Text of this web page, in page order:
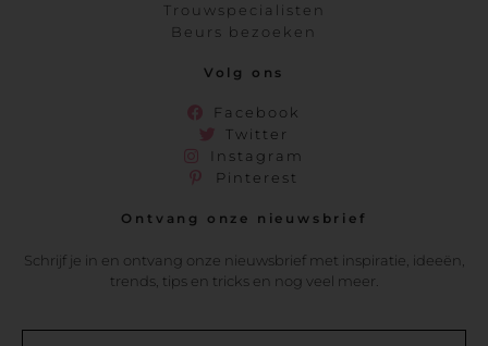
Trouwspecialisten
Beurs bezoeken
Volg ons
Facebook
Twitter
Instagram
Pinterest
Ontvang onze nieuwsbrief
Schrijf je in en ontvang onze nieuwsbrief met inspiratie, ideeën,
trends, tips en tricks en nog veel meer.